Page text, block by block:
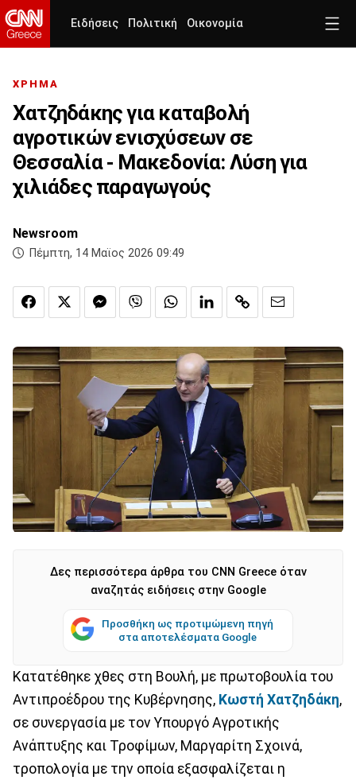
Ειδήσεις Πολιτική Οικονομία
ΧΡΗΜΑ
Χατζηδάκης για καταβολή
αγροτικών ενισχύσεων σε
Θεσσαλία - Μακεδονία: Λύση για
χιλιάδες παραγωγούς
Newsroom
Πέμπτη, 14 Μαϊος 2026 09:49
Δες περισσότερα άρθρα του CNN Greece όταν
αναζητάς ειδήσεις στην Google
Προσθήκη ως προτιμώμενη πηγή
στα αποτελέσματα Google
Κατατέθηκε χθες στη Βουλή, με πρωτοβουλία του
Αντιπροέδρου της Κυβέρνησης, Κωστή Χατζηδάκη,
σε συνεργασία με τον Υπουργό Αγροτικής
Ανάπτυξης και Τροφίμων, Μαργαρίτη Σχοινά,
τροπολογία με την οποία εξασφαλίζεται η